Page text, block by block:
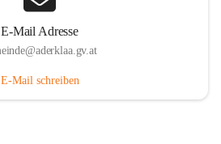
E-Mail Adresse
E-Mail schreiben